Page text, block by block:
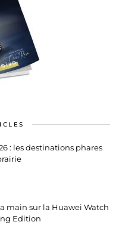
: les destinations phares
main sur la Huawei Watch
Edition